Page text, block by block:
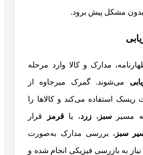
بدون مشکل پیش برود.
مدارک و کالا وارد مرحله
می‌شوند. گمرک میرجاوه از
استفاده می‌کند و کالاها را
مسیر سبز ،زرد، یاقرمز قرار
سبز ، بررسی مدارک به‌صورت
به بازرسی فیزیکی انجام شده و